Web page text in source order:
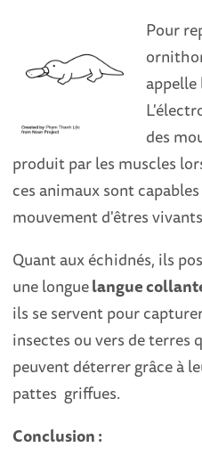
Pour
appelle
des
produit par les muscles
ces animaux sont
mouvement d'êtres
Quant aux échidnés, ils
une longuelangue
ils se servent pour
insectes ou vers de terres
peuvent déterrer grâce à
pattes griffues.
Conclusion :